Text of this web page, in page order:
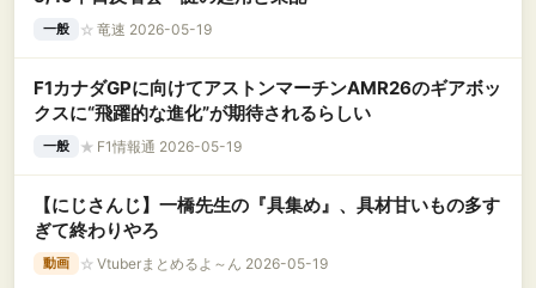
一般 ☆ 竜速 2026-05-19
F1カナダGPに向けてアストンマーチンAMR26のギアボッ
クスに“飛躍的な進化”が期待されるらしい
一般 ★ F1情報通 2026-05-19
【にじさんじ】一橋先生の『具集め』、具材甘いもの多す
ぎて終わりやろ
動画 ☆ Vtuberまとめるよ～ん 2026-05-19